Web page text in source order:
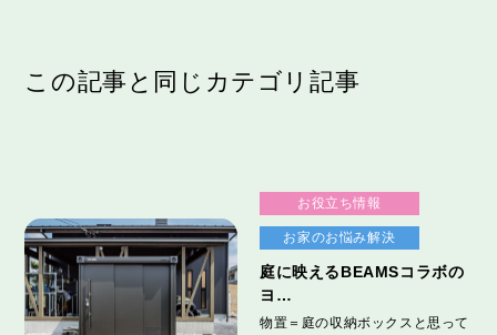
この記事と同じカテゴリ記事
お役立ち情報
お家のお悩み解決
庭に映えるBEAMSコラボの
ヨ…
物置＝庭の収納ボックスと思って